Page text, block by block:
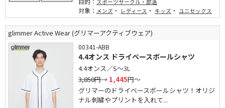
スポーツサークル・部活
対象： メンズ ・ レディース ・ キッズ ・ ユニセックス
glimmer Active Wear (グリマーアクティブウェア)
00341-ABB
4.4オンス ドライベースボールシャツ
4.4オンス／S～3L
3,850円→ 1,445円～
グリマーのドライベースボールシャツ！オリジ
ナル刺繍やプリントを入れて...